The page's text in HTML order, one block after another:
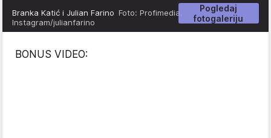
Pogledaj
fotogaleriju
Branka Katić i Julian Farino Foto: Profimedia,
Instagram/julianfarino
BONUS VIDEO: